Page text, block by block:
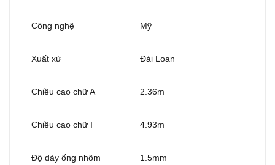
Công nghệ Mỹ
Xuất xứ Đài Loan
Chiều cao chữ A 2.36m
Chiều cao chữ I 4.93m
Độ dày ống nhôm 1.5mm